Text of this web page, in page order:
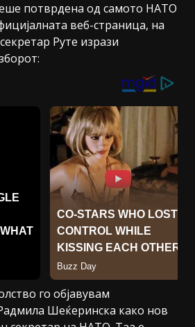
потврдена од самото НАТО
веб-страница, на
Руте изрази
го објавувам
Шеќеринска како нов